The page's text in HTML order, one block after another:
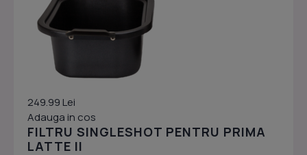
249.99 Lei
Adauga in cos
FILTRU SINGLESHOT PENTRU PRIMA
LATTE II